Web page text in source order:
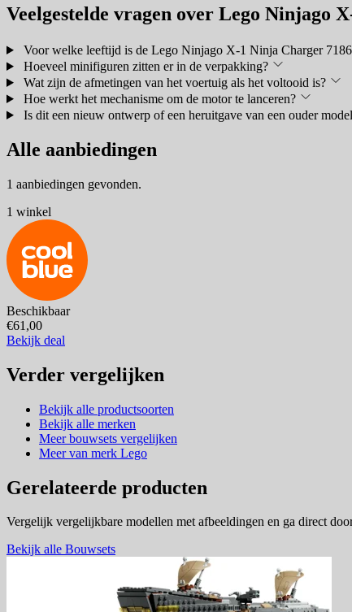
Veelgestelde vragen over Lego Ninjago
Voor welke leeftijd is de Lego Ninjago X-1 Ninja Charger
Hoeveel minifiguren zitten er in de verpakking?
Wat zijn de afmetingen van het voertuig als het voltooid is?
Hoe werkt het mechanisme om de motor te lanceren?
Is dit een nieuw ontwerp of een heruitgave van een ouder
Alle aanbiedingen
1 aanbiedingen gevonden.
1 winkel
Beschikbaar
€61,00
Bekijk deal
Verder vergelijken
Bekijk alle productsoorten
Bekijk alle merken
Meer bouwsets vergelijken
Meer van merk Lego
Gerelateerde producten
Vergelijk vergelijkbare modellen met afbeeldingen en ga direct
Bekijk alle Bouwsets